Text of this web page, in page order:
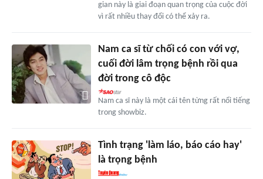
gian này là giai đoạn quan trọng của cuộc đời
vì rất nhiều thay đổi có thể xảy ra.
Nam ca sĩ từ chối có con với vợ,
cuối đời lâm trọng bệnh rồi qua
đời trong cô độc
Nam ca sĩ này là một cái tên từng rất nổi tiếng
trong showbiz.
Tình trạng 'làm láo, báo cáo hay'
là trọng bệnh